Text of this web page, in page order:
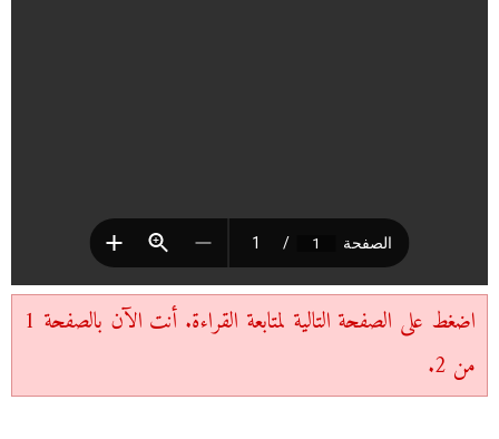
اضغط على الصفحة التالية لمتابعة القراءة. أنت الآن بالصفحة 1
من 2.